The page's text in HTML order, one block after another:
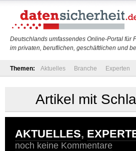
Deutschlands umfassendes Online-Portal für
im privaten, beruflichen, geschäftlichen und
Themen: Aktuelles Branche Experten
Artikel mit
AKTUELLES,
noch keine Kommentare